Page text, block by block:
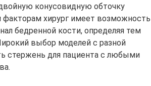
конусовидную обточку
факторам хирург имеет возможность
бедренной кости, определяя тем
выбор моделей с разной
стержень для пациента с любыми